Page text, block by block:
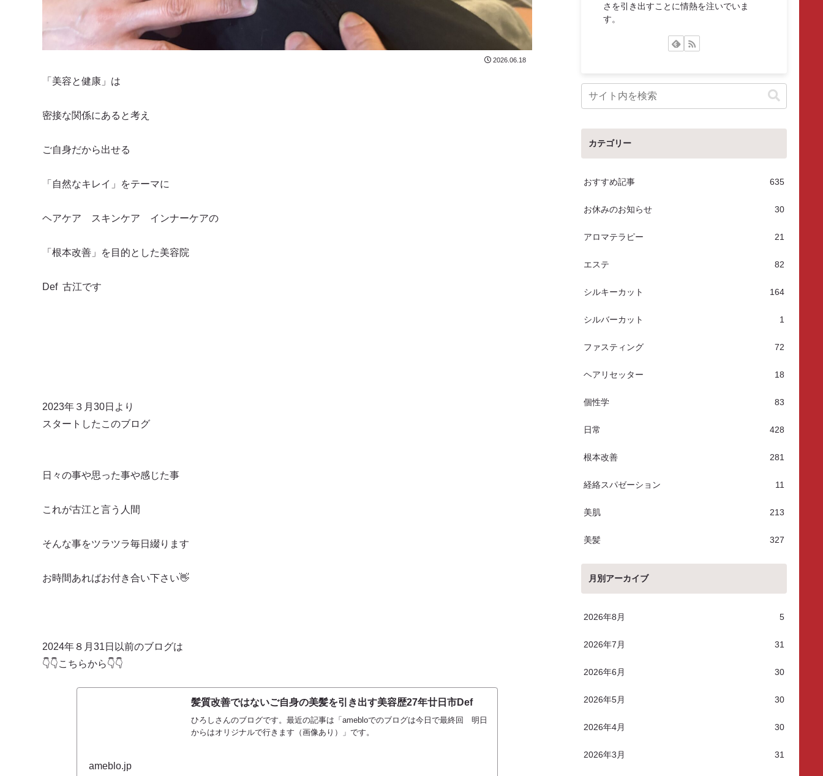
2026.06.18
「美容と健康」は
密接な関係にあると考え
ご自身だから出せる
「自然なキレイ」をテーマに
ヘアケア スキンケア インナーケアの
「根本改善」を目的とした美容院
Def 古江です
2023年３月30日より
スタートしたこのブログ
日々の事や思った事や感じた事
これが古江と言う人間
そんな事をツラツラ毎日綴ります
お時間あればお付き合い下さい👋
2024年８月31日以前のブログは
👇👇こちらから👇👇
髪質改善ではないご自身の美髪を引き出す美容歴27年廿日市Def
ひろしさんのブログです。最近の記事は「amebloでのブログは今日で最終回 明日
からはオリジナルで行きます（画像あり）」です。
ameblo.jp
さを引き出すことに情熱を注いでいま
す。
カテゴリー
おすすめ記事 635
お休みのお知らせ 30
アロマテラピー 21
エステ 82
シルキーカット 164
シルバーカット 1
ファスティング 72
ヘアリセッター 18
個性学 83
日常 428
根本改善 281
経絡スパゼーション 11
美肌 213
美髪 327
月別アーカイブ
2026年8月 5
2026年7月 31
2026年6月 30
2026年5月 30
2026年4月 30
2026年3月 31